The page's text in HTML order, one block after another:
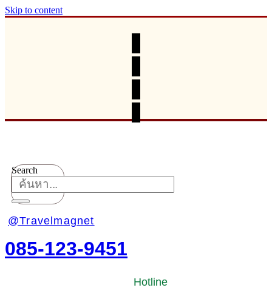
Skip to content
Search
@Travelmagnet
085-123-9451
Hotline